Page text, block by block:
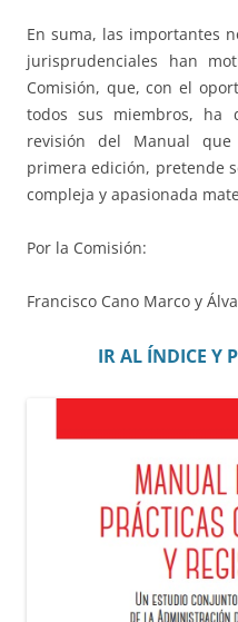
En suma, las importantes
jurisprudenciales han
Comisión, que, con el
todos sus miembros, ha
revisión del Manual
primera edición, pretende
compleja y apasionada
Por la Comisión:
Francisco Cano Marco y
IR AL ÍNDICE Y